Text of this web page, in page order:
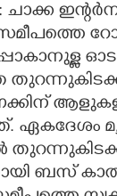
ചാക്ക
ബസ്